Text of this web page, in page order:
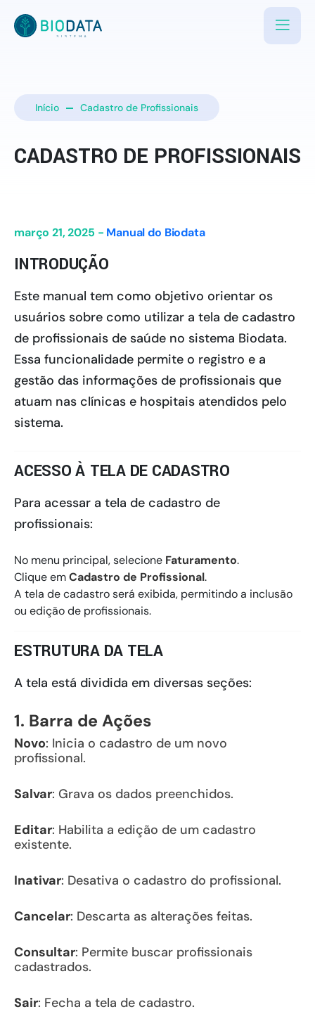
Início Cadastro de Profissionais
CADASTRO DE PROFISSIONAIS
março 21, 2025 - Manual do Biodata
INTRODUÇÃO
Este manual tem como objetivo orientar os
usuários sobre como utilizar a tela de cadastro
de profissionais de saúde no sistema Biodata.
Essa funcionalidade permite o registro e a
gestão das informações de profissionais que
atuam nas clínicas e hospitais atendidos pelo
sistema.
ACESSO À TELA DE CADASTRO
Para acessar a tela de cadastro de
profissionais:
No menu principal, selecione Faturamento.
Clique emCadastro de Profissional.
A tela de cadastro será exibida, permitindo a inclusão
ou edição de profissionais.
ESTRUTURA DA TELA
A tela está dividida em diversas seções:
1. Barra de Ações
Novo: Inicia o cadastro de um novo
profissional.
Salvar: Grava os dados preenchidos.
Editar: Habilita a edição de um cadastro
existente.
Inativar: Desativa o cadastro do profissional.
Cancelar: Descarta as alterações feitas.
Consultar: Permite buscar profissionais
cadastrados.
Sair: Fecha a tela de cadastro.